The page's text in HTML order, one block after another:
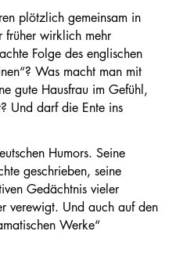
plötzlich gemeinsam in
früher wirklich mehr
Folge des englischen
Was macht man mit
gute Hausfrau im Gefühl,
Und darf die Ente ins
Humors. Seine
geschrieben, seine
Gedächtnis vieler
verewigt. Und auch auf den
Werke“